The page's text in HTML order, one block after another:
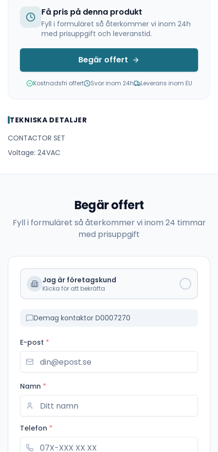
Få pris på denna produkt
Fyll i formuläret så återkommer vi inom 24h
med prisuppgift och leveranstid.
Begär offert
Kostnadsfri offert Svar inom 24h Leverans inom EU
TEKNISKA DETALJER
CONTACTOR SET
Voltage: 24VAC
Begär offert
Fyll i formuläret så återkommer vi inom 24 timmar
med prisuppgift
Jag är företagskund
Klicka för att bekräfta
Demag kontaktor D0007270
E-post *
Namn *
Telefon *